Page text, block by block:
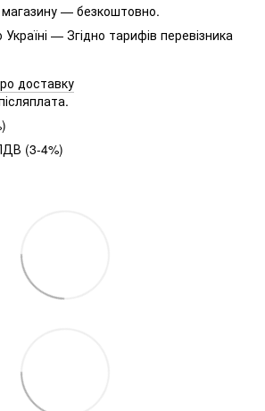
— безкоштовно.
— Згідно тарифів перевізника
доставку
(3-4%)